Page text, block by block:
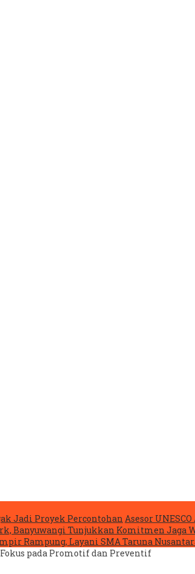
Jadi Proyek Percontohan Asesor
Banyuwangi Tunjukkan Komitmen Jaga
Rampung, Layani SMA Taruna
pada Promotif dan Preventif